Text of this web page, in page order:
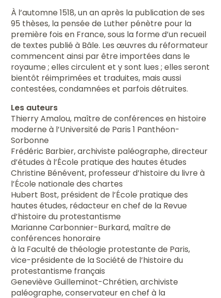
À l’automne 1518, un an après la publication de ses
95 thèses, la pensée de Luther pénètre pour la
première fois en France, sous la forme d’un recueil
de textes publié à Bâle. Les œuvres du réformateur
commencent ainsi par être importées dans le
royaume ; elles circulent et y sont lues ; elles seront
bientôt réimprimées et traduites, mais aussi
contestées, condamnées et parfois détruites.
Les auteurs
Thierry Amalou, maître de conférences en histoire
moderne à l’Université de Paris 1 Panthéon-
Sorbonne
Frédéric Barbier, archiviste paléographe, directeur
d’études à l’École pratique des hautes études
Christine Bénévent, professeur d’histoire du livre à
l’École nationale des chartes
Hubert Bost, président de l’École pratique des
hautes études, rédacteur en chef de la Revue
d’histoire du protestantisme
Marianne Carbonnier-Burkard, maître de
conférences honoraire
à la Faculté de théologie protestante de Paris,
vice-présidente de la Société de l’histoire du
protestantisme français
Geneviève Guilleminot-Chrétien, archiviste
paléographe, conservateur en chef à la